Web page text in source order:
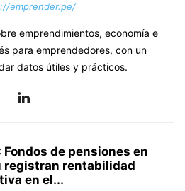
emprender.pe/
emprendimientos, economía e
para emprendedores, con un
datos útiles y prácticos.
Fondos de pensiones en
registran rentabilidad
en el...